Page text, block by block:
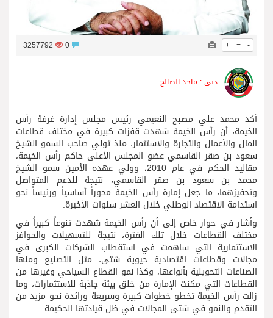
+ = -
3257792
دبي : ماجد الصالح
أكد محمد علي مصبح النعيمي رئيس مجلس إدارة غرفة رأس
الخيمة، أن رأس الخيمة شهدت قفزات كبيرة في مختلف قطاعات
المال والأعمال والتجارة والاستثمار، منذ تولي صاحب السمو الشيخ
سعود بن صقر القاسمي عضو المجلس الأعلى حاكم رأس الخيمة،
مقاليد الحكم في عام 2010، وولي عهده الأمين سمو الشيخ
محمد بن سعود بن صقر القاسمي، نتيجة للدعم المتواصل
وتحفيزهما، ما جعل إمارة رأس الخيمة محوراً أساسياً ورئيساً نحو
استدامة الاقتصاد الوطني خلال العشر سنوات الأخيرة.
وأشار في حوار خاص إلى أن رأس الخيمة شهدت تنوعاً كبيراً في
مختلف القطاعات خلال تلك الفترة، نتيجة للتسهيلات والحوافز
الاستثمارية التي ساهمت في استقطاب الشركات الكبرى في
مجالات وقطاعات اقتصادية حيوية شتى، مثل التصنيع ومنها
الصناعات التحويلية بأنواعها، وكذا نمو القطاع السياحي وغيرها من
القطاعات التي مكنت الإمارة من خلق بيئة جاذبة للاستثمارات، وما
زالت رأس الخيمة تخطو خطوات كبيرة وسريعة ورائدة نحو مزيد من
التقدم والنمو في شتى المجالات في ظل قيادتها الحكيمة.